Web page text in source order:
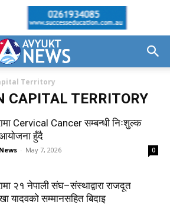
Territory
CAPITAL TERRITORY
Cervical Cancer सम्बन्धी निःशुल्क
आयोजना हुँदै
- May 7, 2026 0
२१ नेपाली संघ–संस्थाद्वारा राजदूत
यादवको सम्मानसहित बिदाइ